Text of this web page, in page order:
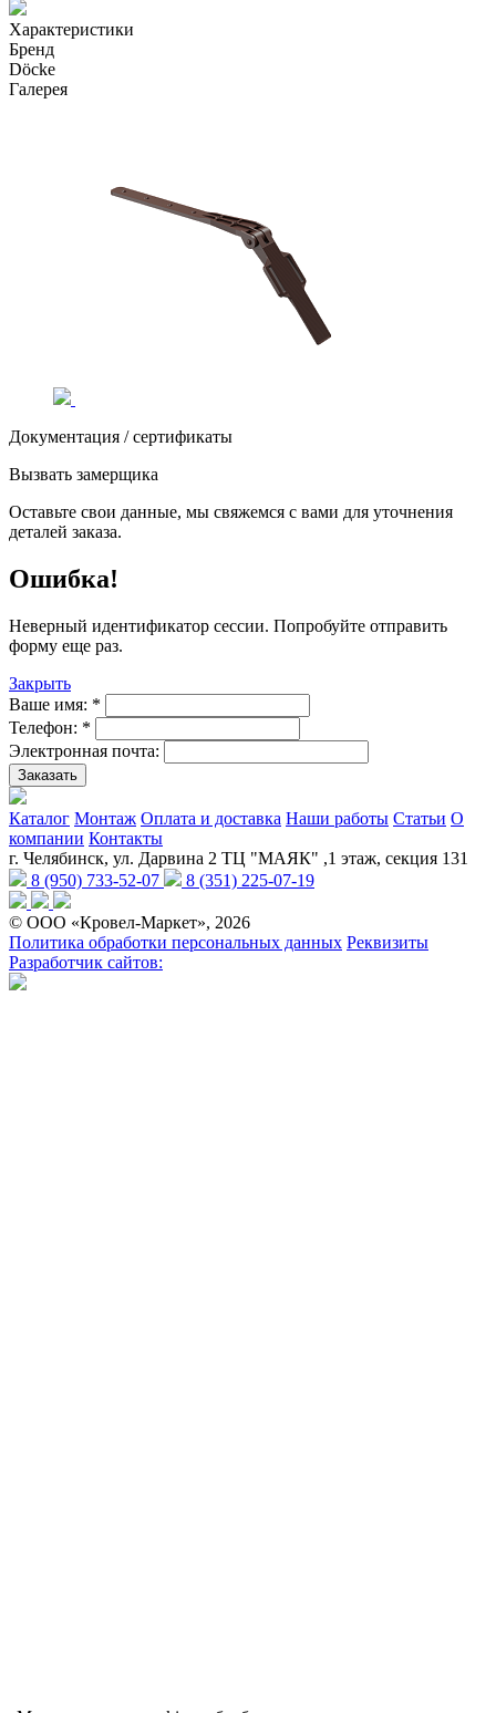
Характеристики
Бренд
Döcke
Галерея
Документация / сертификаты
Вызвать замерщика
Оставьте свои данные, мы свяжемся с вами для уточнения
деталей заказа.
Ошибка!
Неверный идентификатор сессии. Попробуйте отправить
форму еще раз.
Закрыть
Ваше имя: *
Телефон: *
Электронная почта:
Заказать
Каталог Монтаж Оплата и доставка Наши работы Статьи О
компании Контакты
г. Челябинск, ул. Дарвина 2 ТЦ "МАЯК" ,1 этаж, секция 131
8 (950) 733-52-07
8 (351) 225-07-19
© ООО «Кровел-Маркет», 2026
Политика обработки персональных данных Реквизиты
Разработчик сайтов: